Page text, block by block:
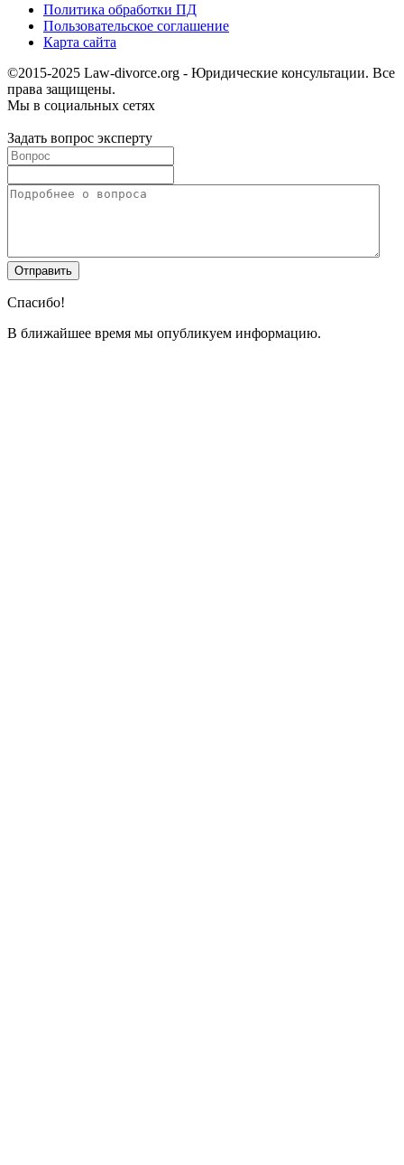
Политика обработки ПД
Пользовательское соглашение
Карта сайта
©2015-2025 Law-divorce.org - Юридические консультации. Все
права защищены.
Мы в социальных сетях
Задать вопрос эксперту
Спасибо!
В ближайшее время мы опубликуем информацию.